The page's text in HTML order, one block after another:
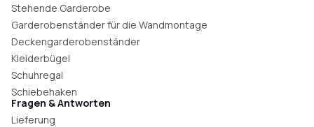
Stehende Garderobe
Garderobenständer für die Wandmontage
Deckengarderobenständer
Kleiderbügel
Schuhregal
Schiebehaken
Fragen & Antworten
Lieferung